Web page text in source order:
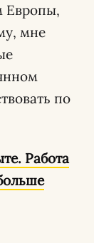
Европы,
мне
по
Работа